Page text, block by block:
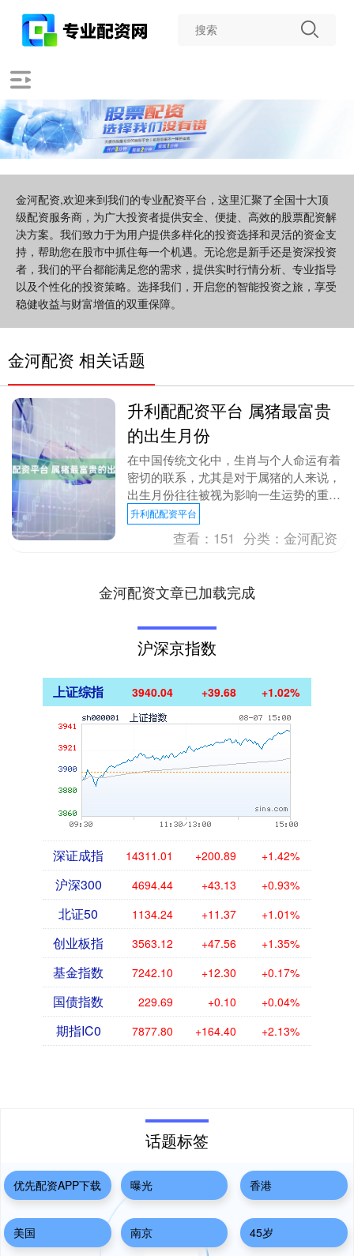
金河配资,欢迎来到我们的专业配资平台，这里汇聚了全国十大顶
级配资服务商，为广大投资者提供安全、便捷、高效的股票配资解
决方案。我们致力于为用户提供多样化的投资选择和灵活的资金支
持，帮助您在股市中抓住每一个机遇。无论您是新手还是资深投资
者，我们的平台都能满足您的需求，提供实时行情分析、专业指导
以及个性化的投资策略。选择我们，开启您的智能投资之旅，享受
稳健收益与财富增值的双重保障。
金河配资 相关话题
升利配配资平台 属猪最富贵
的出生月份
在中国传统文化中，生肖与个人命运有着
密切的联系，尤其是对于属猪的人来说，
出生月份往往被视为影响一生运势的重要
因素。在众多命理学说中，有说法认
为“属猪人最富贵的出....
升利配配资平台
查看： 151 分类：金河配资
金河配资文章已加载完成
沪深京指数
上证综指 3940.04 +39.68 +1.02%
深证成指 14311.01 +200.89 +1.42%
沪深300 4694.44 +43.13 +0.93%
北证50 1134.24 +11.37 +1.01%
创业板指 3563.12 +47.56 +1.35%
基金指数 7242.10 +12.30 +0.17%
国债指数 229.69 +0.10 +0.04%
期指IC0 7877.80 +164.40 +2.13%
话题标签
优先配资APP下载 曝光 香港
美国 南京 45岁